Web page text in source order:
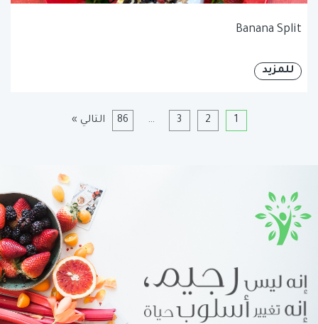
Banana Split
للمزيد
1
2
3
…
86 التالي »